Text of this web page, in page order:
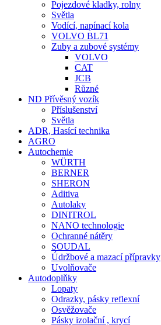
Pojezdové kladky, rolny
Světla
Vodící, napínací kola
VOLVO BL71
Zuby a zubové systémy
VOLVO
CAT
JCB
Různé
ND Přívěsný vozík
Příslušenství
Světla
ADR, Hasící technika
AGRO
Autochemie
WÜRTH
BERNER
SHERON
Aditiva
Autolaky
DINITROL
NANO technologie
Ochranné nátěry
SOUDAL
Údržbové a mazací přípravky
Uvolňovače
Autodoplňky
Lopaty
Odrazky, pásky reflexní
Osvěžovače
Pásky izolační , krycí